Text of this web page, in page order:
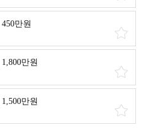
450만원
1,800만원
1,500만원